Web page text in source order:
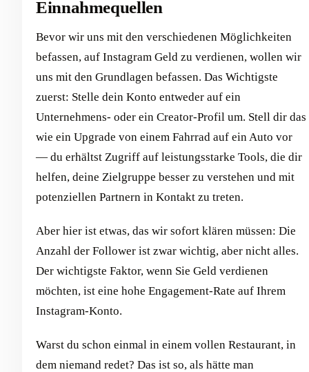
Einnahmequellen
Bevor wir uns mit den verschiedenen Möglichkeiten
befassen, auf Instagram Geld zu verdienen, wollen wir
uns mit den Grundlagen befassen. Das Wichtigste
zuerst: Stelle dein Konto entweder auf ein
Unternehmens- oder ein Creator-Profil um. Stell dir das
wie ein Upgrade von einem Fahrrad auf ein Auto vor
— du erhältst Zugriff auf leistungsstarke Tools, die dir
helfen, deine Zielgruppe besser zu verstehen und mit
potenziellen Partnern in Kontakt zu treten.
Aber hier ist etwas, das wir sofort klären müssen: Die
Anzahl der Follower ist zwar wichtig, aber nicht alles.
Der wichtigste Faktor, wenn Sie Geld verdienen
möchten, ist eine hohe Engagement-Rate auf Ihrem
Instagram-Konto.
Warst du schon einmal in einem vollen Restaurant, in
dem niemand redet? Das ist so, als hätte man